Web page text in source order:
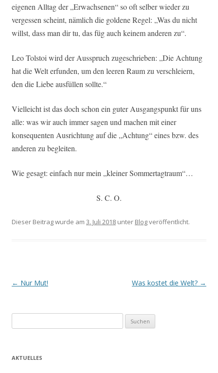
eigenen Alltag der „Erwachsenen“ so oft selber wieder zu
vergessen scheint, nämlich die goldene Regel: „Was du nicht
willst, dass man dir tu, das füg auch keinem anderen zu“.
Leo Tolstoi wird der Ausspruch zugeschrieben: „Die Achtung
hat die Welt erfunden, um den leeren Raum zu verschleiern,
den die Liebe ausfüllen sollte.“
Vielleicht ist das doch schon ein guter Ausgangspunkt für uns
alle: was wir auch immer sagen und machen mit einer
konsequenten Ausrichtung auf die „Achtung“ eines bzw. des
anderen zu begleiten.
Wie gesagt: einfach nur mein „kleiner Sommertagtraum“…
S. C. O.
Dieser Beitrag wurde am 3. Juli 2018 unter Blogveröffentlicht.
Beitrags-
← Nur Mut! Was kostet die Welt? →
nach:
AKTUELLES